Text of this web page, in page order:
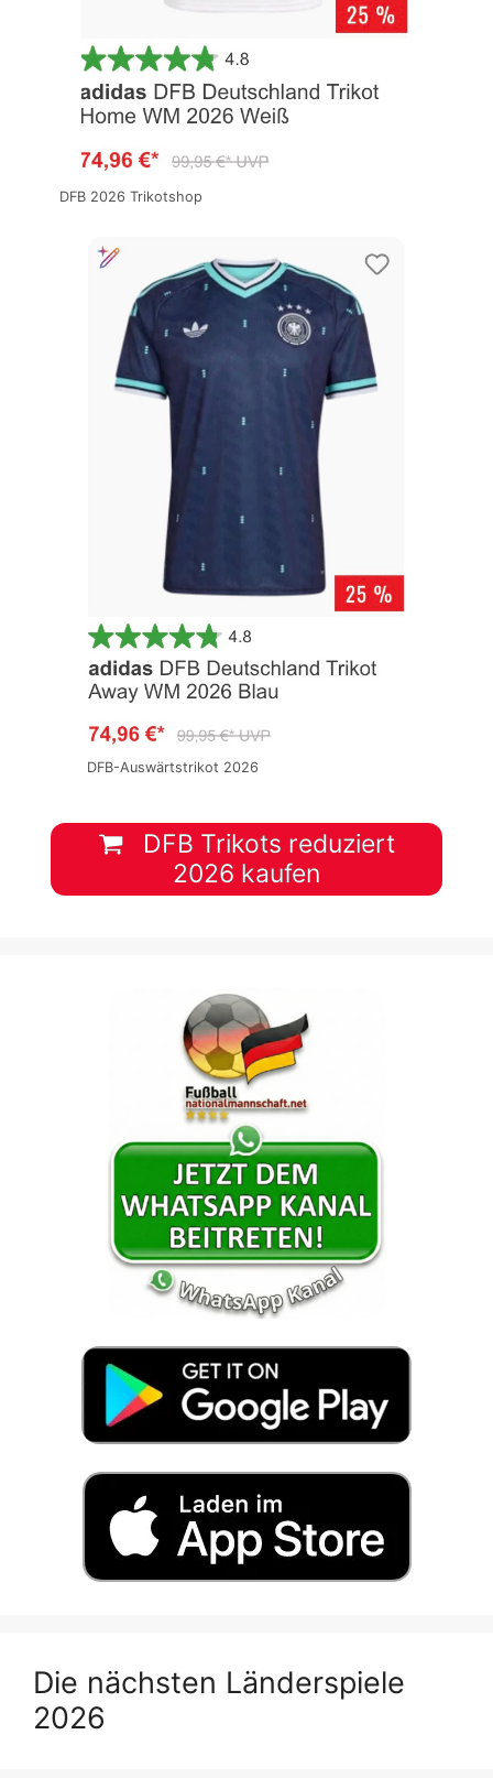
DFB 2026 Trikotshop
DFB-Auswärtstrikot 2026
DFB Trikots reduziert
2026 kaufen
Die nächsten Länderspiele
2026